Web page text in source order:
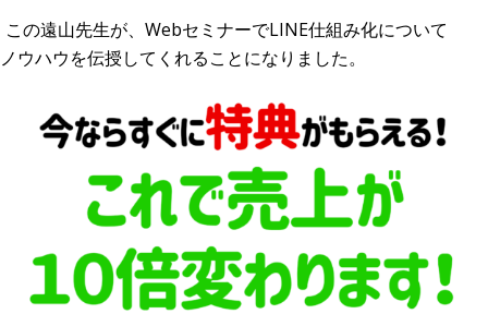
この遠山先生が、WebセミナーでLINE仕組み化について
ノウハウを伝授してくれることになりました。